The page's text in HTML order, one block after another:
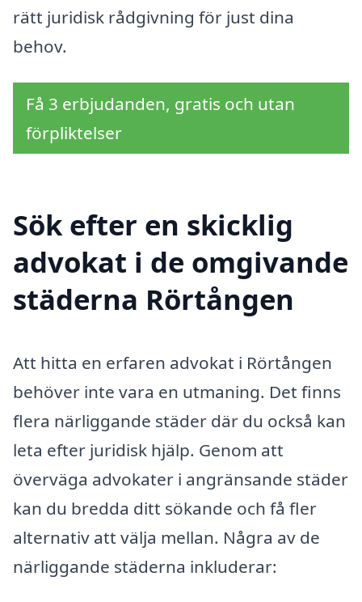
rätt juridisk rådgivning för just dina
behov.
Få 3 erbjudanden, gratis och utan
förpliktelser
Sök efter en skicklig
advokat i de omgivande
städerna Rörtången
Att hitta en erfaren advokat i Rörtången
behöver inte vara en utmaning. Det finns
flera närliggande städer där du också kan
leta efter juridisk hjälp. Genom att
överväga advokater i angränsande städer
kan du bredda ditt sökande och få fler
alternativ att välja mellan. Några av de
närliggande städerna inkluderar: